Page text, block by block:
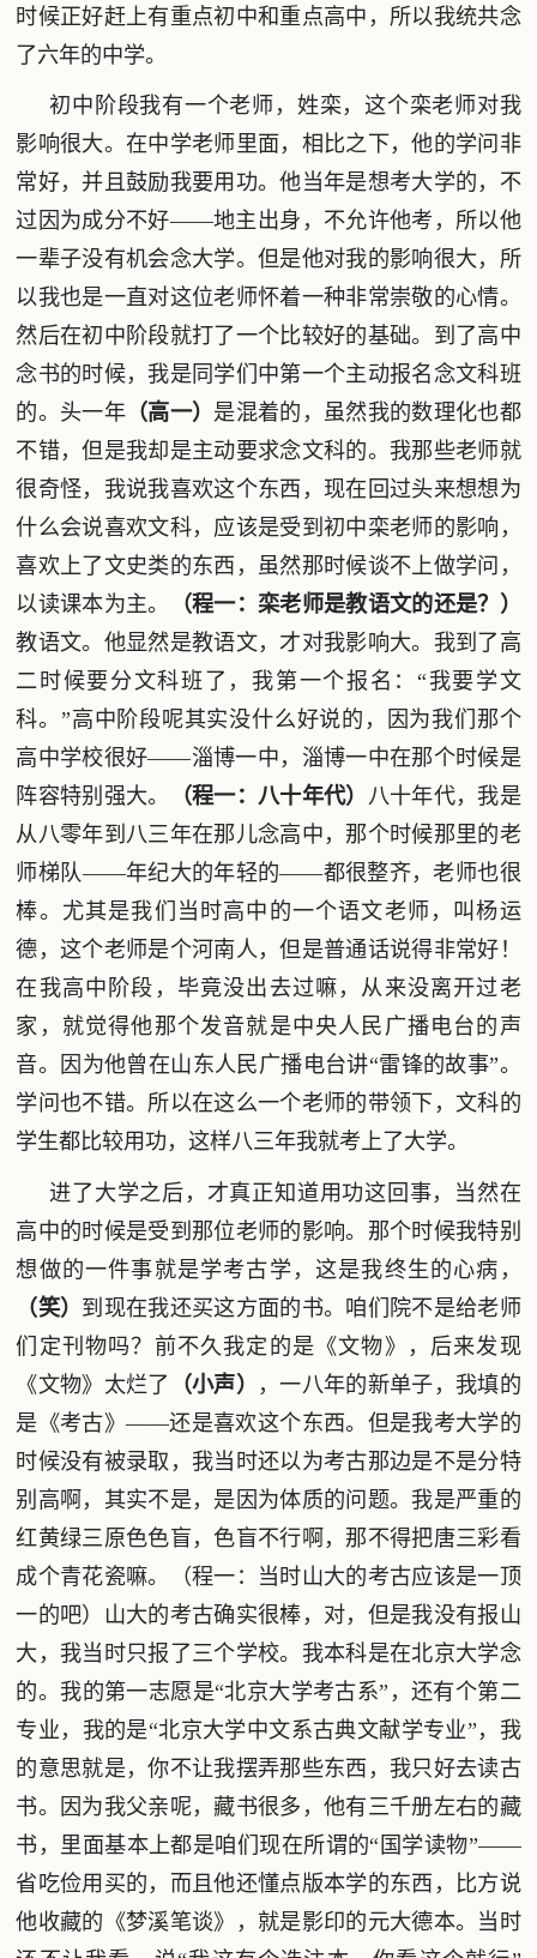
时候正好赶上有重点初中和重点高中，所以我统共念
了六年的中学。
初中阶段我有一个老师，姓栾，这个栾老师对我
影响很大。在中学老师里面，相比之下，他的学问非
常好，并且鼓励我要用功。他当年是想考大学的，不
过因为成分不好——地主出身，不允许他考，所以他
一辈子没有机会念大学。但是他对我的影响很大，所
以我也是一直对这位老师怀着一种非常崇敬的心情。
然后在初中阶段就打了一个比较好的基础。到了高中
念书的时候，我是同学们中第一个主动报名念文科班
的。头一年 （高一） 是混着的，虽然我的数理化也都
不错，但是我却是主动要求念文科的。我那些老师就
很奇怪，我说我喜欢这个东西，现在回过头来想想为
什么会说喜欢文科，应该是受到初中栾老师的影响，
喜欢上了文史类的东西，虽然那时候谈不上做学问，
以读课本为主。
（程一：栾老师是教语文的还是？）
教语文。他显然是教语文，才对我影响大。我到了高
二时候要分文科班了，我第一个报名：“我要学文
科。”高中阶段呢其实没什么好说的，因为我们那个
高中学校很好——淄博一中，淄博一中在那个时候是
阵容特别强大。
（程一：八十年代） 八十年代，我是
从八零年到八三年在那儿念高中，那个时候那里的老
师梯队——年纪大的年轻的——都很整齐，老师也很
棒。尤其是我们当时高中的一个语文老师，叫杨运
德，这个老师是个河南人，但是普通话说得非常好！
在我高中阶段，毕竟没出去过嘛，从来没离开过老
家，就觉得他那个发音就是中央人民广播电台的声
音。因为他曾在山东人民广播电台讲“雷锋的故事”。
学问也不错。所以在这么一个老师的带领下，文科的
学生都比较用功，这样八三年我就考上了大学。
进了大学之后，才真正知道用功这回事，当然在
高中的时候是受到那位老师的影响。那个时候我特别
想做的一件事就是学考古学，这是我终生的心病，
（笑） 到现在我还买这方面的书。咱们院不是给老师
们定刊物吗？前不久我定的是《文物》，后来发现
《文物》太烂了
（小声）
，一八年的新单子，我填的
是《考古》——还是喜欢这个东西。但是我考大学的
时候没有被录取，我当时还以为考古那边是不是分特
别高啊，其实不是，是因为体质的问题。我是严重的
红黄绿三原色色盲，色盲不行啊，那不得把唐三彩看
成个青花瓷嘛。（程一：当时山大的考古应该是一顶
一的吧）山大的考古确实很棒，对，但是我没有报山
大，我当时只报了三个学校。我本科是在北京大学念
的。我的第一志愿是“北京大学考古系”，还有个第二
专业，我的是“北京大学中文系古典文献学专业”，我
的意思就是，你不让我摆弄那些东西，我只好去读古
书。因为我父亲呢，藏书很多，他有三千册左右的藏
书，里面基本上都是咱们现在所谓的“国学读物”——
省吃俭用买的，而且他还懂点版本学的东西，比方说
他收藏的《梦溪笔谈》，就是影印的元大德本。当时